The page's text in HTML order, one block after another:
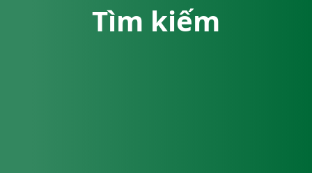
Tìm kiếm